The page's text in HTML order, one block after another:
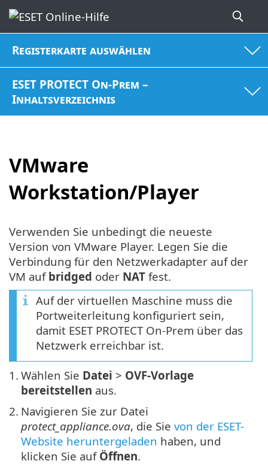
Registerkarte auswählen
ESET PROTECT On-Prem –
Inhaltsverzeichnis
VMware
Workstation/Player
Verwenden Sie unbedingt die neueste
Version von VMware Player. Legen Sie die
Verbindung für den Netzwerkadapter auf der
VM auf bridged oder NAT fest.
Auf der virtuellen Maschine muss die
Portweiterleitung konfiguriert sein,
damit ESET PROTECT On-Prem über das
Netzwerk erreichbar ist.
1. Wählen Sie Datei > OVF-Vorlage
bereitstellen aus.
2. Navigieren Sie zur Datei
protect_appliance.ova, die Sie von der ESET-
Website heruntergeladen haben, und
klicken Sie auf Öffnen.